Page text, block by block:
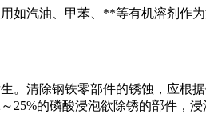
如汽油、甲苯、**等有机溶剂作
。清除钢铁零部件的锈蚀，应根
25%的磷酸浸泡欲除锈的部件，